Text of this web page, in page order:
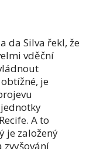
da Silva řekl, že
vděční
je
A to
je založený
zvyšování